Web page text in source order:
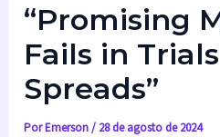
“Promising
Fails in
Spreads”
PorEmerson/ 28 de agosto de 2024